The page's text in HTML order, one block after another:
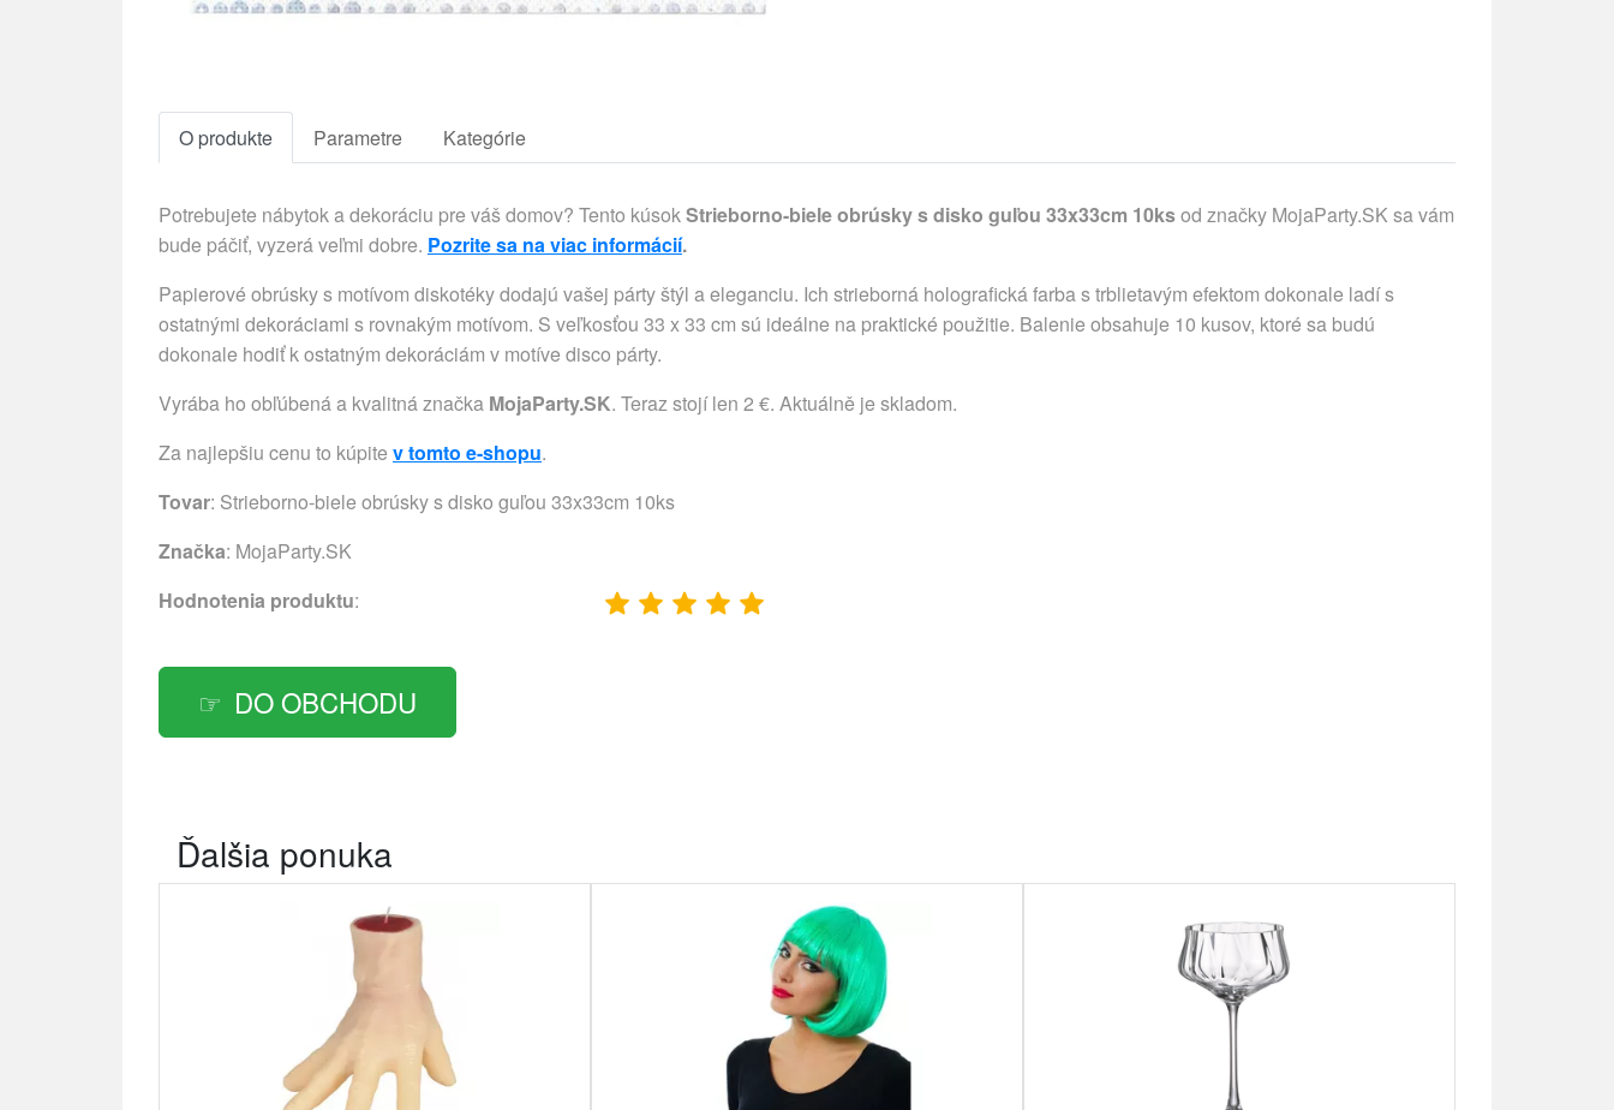
O produkte Parametre Kategórie
Potrebujete nábytok a dekoráciu pre váš domov? Tento kúsokStrieborno-biele obrúsky s disko guľou 33x33cm 10ksod značky MojaParty.SK sa vám
bude páčiť, vyzerá veľmi dobre. Pozrite sa na viac informácií.
Papierové obrúsky s motívom diskotéky dodajú vašej párty štýl a eleganciu. Ich strieborná holografická farba s trblietavým efektom dokonale ladí s
ostatnými dekoráciami s rovnakým motívom. S veľkosťou 33 x 33 cm sú ideálne na praktické použitie. Balenie obsahuje 10 kusov, ktoré sa budú
dokonale hodiť k ostatným dekoráciám v motíve disco párty.
Vyrába ho obľúbená a kvalitná značka MojaParty.SK. Teraz stojí len 2 €. Aktuálně je skladom.
Za najlepšiu cenu to kúpite v tomto e-shopu.
Tovar: Strieborno-biele obrúsky s disko guľou 33x33cm 10ks
Značka: MojaParty.SK
Hodnotenia produktu:
DO OBCHODU
Ďalšia ponuka